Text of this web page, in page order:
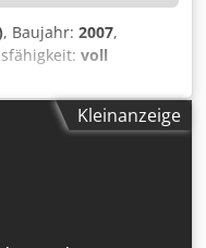
, Baujahr: 2007,
voll
600 mm,
, Anzahl der Achsen:
Spindelstunden!
Af Rea
Kleinanzeige